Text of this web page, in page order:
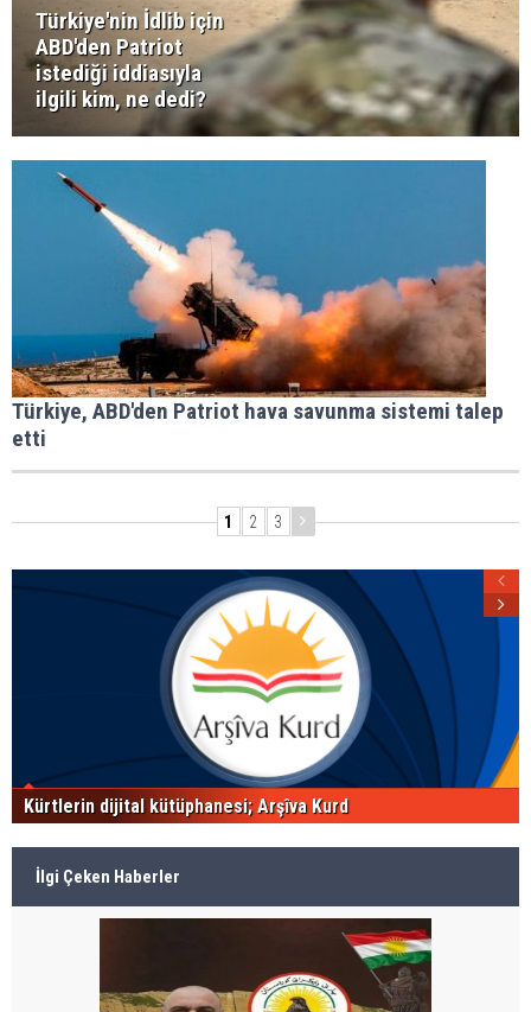
Türkiye'nin İdlib için
ABD'den Patriot
istediği iddiasıyla
ilgili kim, ne dedi?
Türkiye, ABD'den Patriot hava savunma sistemi talep
etti
1 2 3
Kürtlerin dijital kütüphanesi; Arşîva Kurd
İlgi Çeken Haberler